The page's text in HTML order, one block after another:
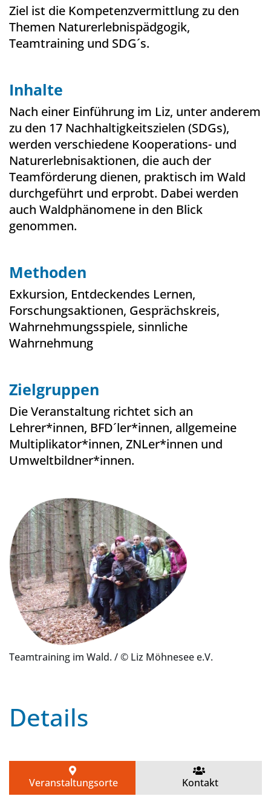
Ziel ist die Kompetenzvermittlung zu den
Themen Naturerlebnispädgogik,
Teamtraining und SDG´s.
Inhalte
Nach einer Einführung im Liz, unter anderem
zu den 17 Nachhaltigkeitszielen (SDGs),
werden verschiedene Kooperations- und
Naturerlebnisaktionen, die auch der
Teamförderung dienen, praktisch im Wald
durchgeführt und erprobt. Dabei werden
auch Waldphänomene in den Blick
genommen.
Methoden
Exkursion, Entdeckendes Lernen,
Forschungsaktionen, Gesprächskreis,
Wahrnehmungsspiele, sinnliche
Wahrnehmung
Zielgruppen
Die Veranstaltung richtet sich an
Lehrer*innen, BFD´ler*innen, allgemeine
Multiplikator*innen, ZNLer*innen und
Umweltbildner*innen.
Teamtraining im Wald. / © Liz Möhnesee e.V.
Details
Veranstaltungsorte Kontakt